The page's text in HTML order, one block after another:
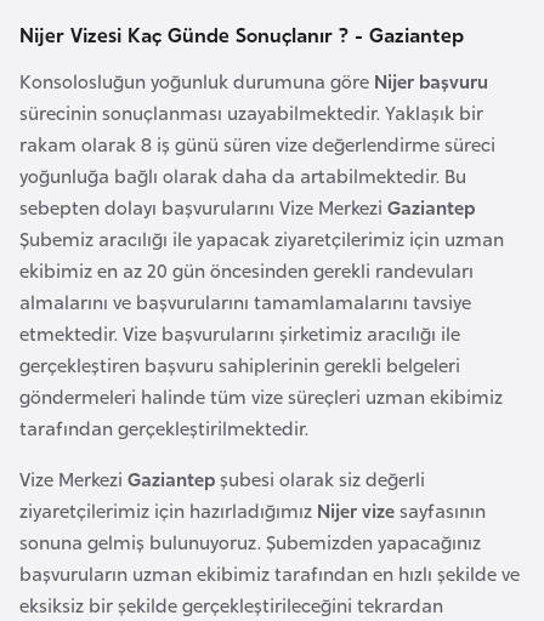
Nijer Vizesi Kaç Günde Sonuçlanır ? - Gaziantep
Konsolosluğun yoğunluk durumuna göre Nijer başvuru
sürecinin sonuçlanması uzayabilmektedir. Yaklaşık bir
rakam olarak 8 iş günü süren vize değerlendirme süreci
yoğunluğa bağlı olarak daha da artabilmektedir. Bu
sebepten dolayı başvurularını Vize Merkezi Gaziantep
Şubemiz aracılığı ile yapacak ziyaretçilerimiz için uzman
ekibimiz en az 20 gün öncesinden gerekli randevuları
almalarını ve başvurularını tamamlamalarını tavsiye
etmektedir. Vize başvurularını şirketimiz aracılığı ile
gerçekleştiren başvuru sahiplerinin gerekli belgeleri
göndermeleri halinde tüm vize süreçleri uzman ekibimiz
tarafından gerçekleştirilmektedir.
Vize Merkezi Gaziantepşubesi olarak siz değerli
ziyaretçilerimiz için hazırladığımız Nijer vizesayfasının
sonuna gelmiş bulunuyoruz. Şubemizden yapacağınız
başvuruların uzman ekibimiz tarafından en hızlı şekilde ve
eksiksiz bir şekilde gerçekleştirileceğini tekrardan
u
m
h
u
r
i
y
e
t
i
C
e
r